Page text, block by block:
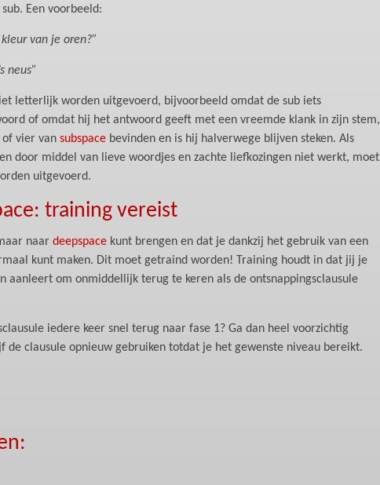
Een voorbeeld:
van je oren?”
neus”
letterlijk worden uitgevoerd, bijvoorbeeld omdat de sub iets
of omdat hij het antwoord geeft met een vreemde klank in zijn stem,
of vier van subspace bevinden en is hij halverwege blijven steken. Als
door middel van lieve woordjes en zachte liefkozingen niet werkt, moet
uitgevoerd.
training vereist
naar deepspace kunt brengen en dat je dankzij het gebruik van een
kunt maken. Dit moet getraind worden! Training houdt in dat jij je
aanleert om onmiddellijk terug te keren als de ontsnappingsclausule
iedere keer snel terug naar fase 1? Ga dan heel voorzichtig
de clausule opnieuw gebruiken totdat je het gewenste niveau bereikt.